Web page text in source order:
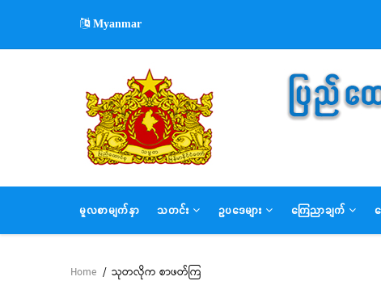
main
Myanmar
MAIN
NAVIGATION
မူလစာမျက်နှာ သတင်း ဥပဒေများ ကြေညာချက်
Breadcrumb
Home / သုတလိုက စာဖတ်ကြ